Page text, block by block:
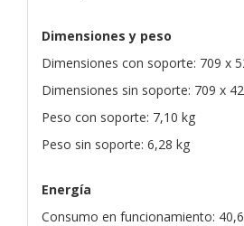
Dimensiones y peso
Dimensiones con soporte: 709 x
Dimensiones sin soporte: 709 x
Peso con soporte: 7,10 kg
Peso sin soporte: 6,28 kg
Energía
Consumo en funcionamiento: